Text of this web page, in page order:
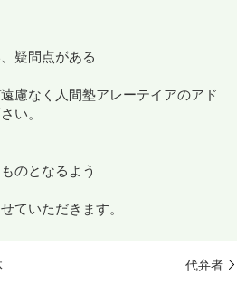
疑問点がある
慮なく人間塾アレーテイアのアド
い。
のとなるよう
ていただきます。
代弁者